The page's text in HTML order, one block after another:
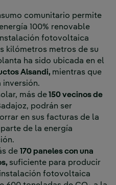
comunitario permite
100% renovable
fotovoltaica
kilómetros metros de su
ha sido ubicada en el
Alsandi, mientras que
inversión.
más de150 vecinos de
podrán ser
en sus facturas de la
de la energía
de 170 paneles con una
suficiente para producir
instalación fotovoltaica